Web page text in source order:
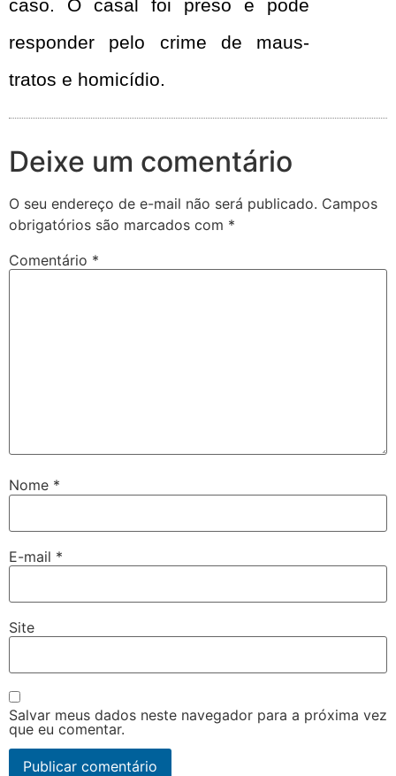
caso. O casal foi preso e pode
responder pelo crime de maus-
tratos e homicídio.
Deixe um comentário
O seu endereço de e-mail não será publicado. Campos
obrigatórios são marcados com *
Comentário *
Nome *
E-mail *
Site
Salvar meus dados neste navegador para a próxima vez
que eu comentar.